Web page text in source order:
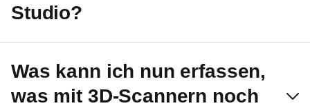
Studio?
Was kann ich nun erfassen,
was mit 3D-Scannern noch